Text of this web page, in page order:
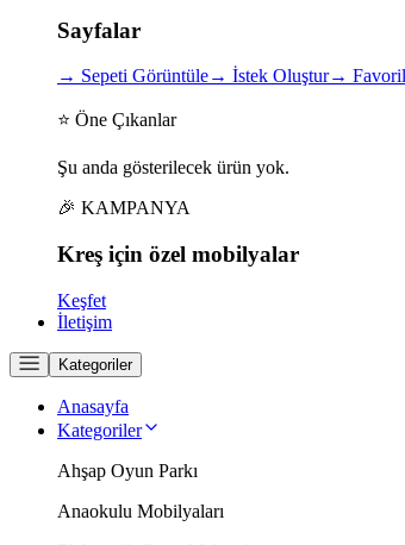
Sayfalar
→ Sepeti Görüntüle→ İstek Oluştur→
⭐ Öne Çıkanlar
Şu anda gösterilecek ürün yok.
🎉 KAMPANYA
Kreş için özel mobilyalar
Keşfet
İletişim
Kategoriler
Anasayfa
Kategoriler
Ahşap Oyun Parkı
Anaokulu Mobilyaları